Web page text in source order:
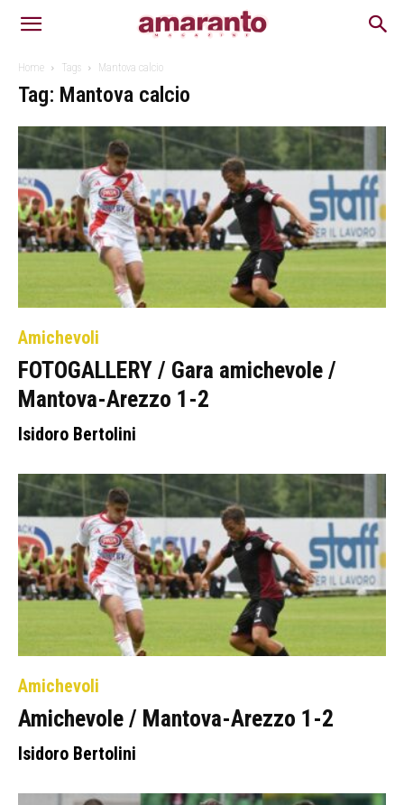
Home Tags Mantova calcio
Tag: Mantova calcio
Amichevoli
FOTOGALLERY / Gara amichevole /
Mantova-Arezzo 1-2
Isidoro Bertolini
Amichevoli
Amichevole / Mantova-Arezzo 1-2
Isidoro Bertolini